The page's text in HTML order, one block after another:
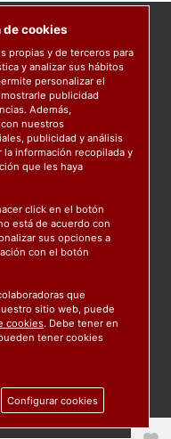
cookies
propias y de terceros para
y analizar sus hábitos
personalizar el
publicidad
Además,
nuestros
publicidad y análisis
información recopilada y
que les haya
click en el botón
está de acuerdo con
sus opciones a
con el botón
que
sitio web, puede
cookies. Debe tener en
tener cookies
Configurar cookies